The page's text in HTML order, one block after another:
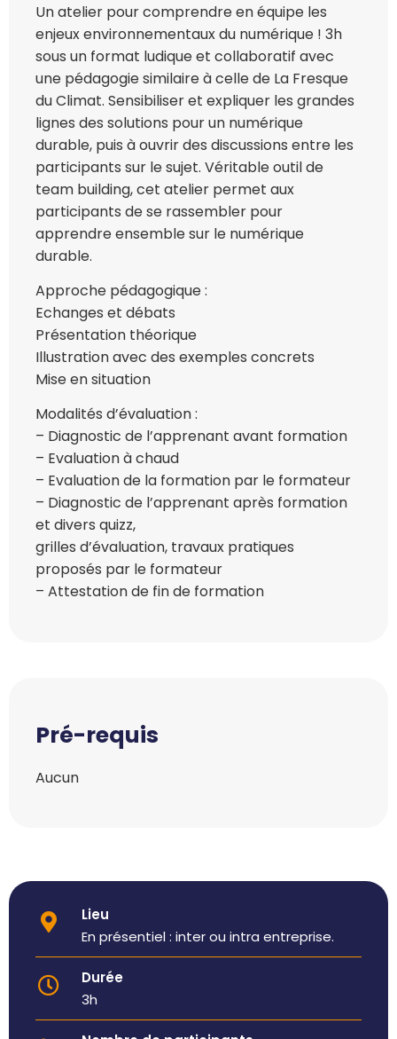
Un atelier pour comprendre en équipe les
enjeux environnementaux du numérique ! 3h
sous un format ludique et collaboratif avec
une pédagogie similaire à celle de La Fresque
du Climat. Sensibiliser et expliquer les grandes
lignes des solutions pour un numérique
durable, puis à ouvrir des discussions entre les
participants sur le sujet. Véritable outil de
team building, cet atelier permet aux
participants de se rassembler pour
apprendre ensemble sur le numérique
durable.
Approche pédagogique :
Echanges et débats
Présentation théorique
Illustration avec des exemples concrets
Mise en situation
Modalités d’évaluation :
– Diagnostic de l’apprenant avant formation
– Evaluation à chaud
– Evaluation de la formation par le formateur
– Diagnostic de l’apprenant après formation
et divers quizz,
grilles d’évaluation, travaux pratiques
proposés par le formateur
– Attestation de fin de formation
Pré-requis
Aucun
Lieu
En présentiel : inter ou intra entreprise.
Durée
3h